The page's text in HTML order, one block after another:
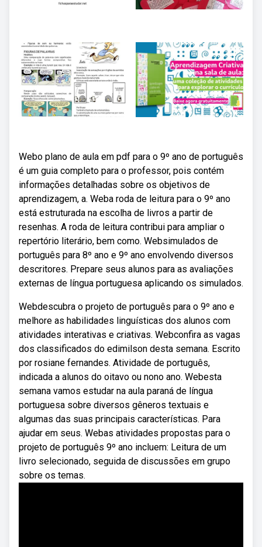
Webo plano de aula em pdf para o 9º ano de português
é um guia completo para o professor, pois contém
informações detalhadas sobre os objetivos de
aprendizagem, a. Weba roda de leitura para o 9º ano
está estruturada na escolha de livros a partir de
resenhas. A roda de leitura contribui para ampliar o
repertório literário, bem como. Websimulados de
português para 8º ano e 9º ano envolvendo diversos
descritores. Prepare seus alunos para as avaliações
externas de língua portuguesa aplicando os simulados.
Webdescubra o projeto de português para o 9º ano e
melhore as habilidades linguísticas dos alunos com
atividades interativas e criativas. Webconfira as vagas
dos classificados do edimilson desta semana. Escrito
por rosiane fernandes. Atividade de português,
indicada a alunos do oitavo ou nono ano. Webesta
semana vamos estudar na aula paraná de língua
portuguesa sobre diversos gêneros textuais e
algumas das suas principais características. Para
ajudar em seus. Webas atividades propostas para o
projeto de português 9º ano incluem: Leitura de um
livro selecionado, seguida de discussões em grupo
sobre os temas.